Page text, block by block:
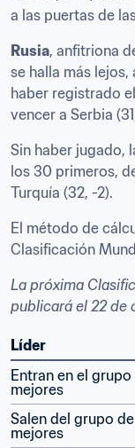
a las puertas de
Rusia, anfitriona
se halla más lejos,
haber registrado
vencer a Serbia
Sin haber jugado,
los 30 primeros,
Turquía (32, -2).
El método de
Clasificación
La próxima
publicará el 22 de
Líder
Entran en el grupo
mejores
Salen del grupo
mejores